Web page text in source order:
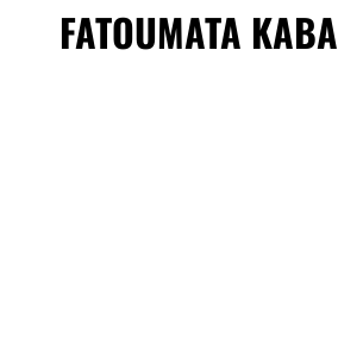
FATOUMATA KABA